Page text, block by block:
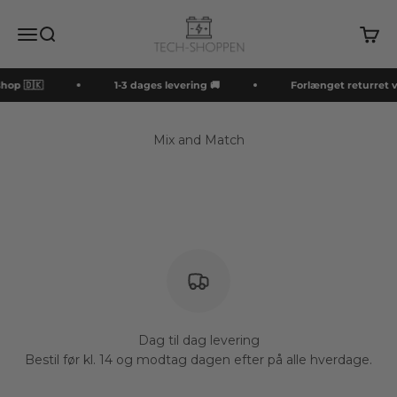
Åbn navigationsmenu
Åbn søgefunktion
Tech-shoppen.dk
Åbn
🇩🇰 1-3 dages levering 🚚 Forlænget returret
Mix and Match
Dag til dag levering
Bestil før kl. 14 og modtag dagen efter på alle hverdage.